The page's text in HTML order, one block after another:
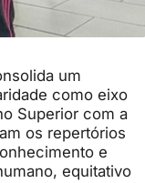
um
como eixo
Superior com a
os repertórios
e
equitativo